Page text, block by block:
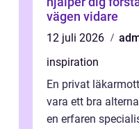
vägen vidare
12 juli 2026
inspiration
En privat
vara ett bra
en erfaren